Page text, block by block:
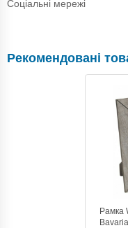
Соціальні мережі
Рекомендовані
Рамка